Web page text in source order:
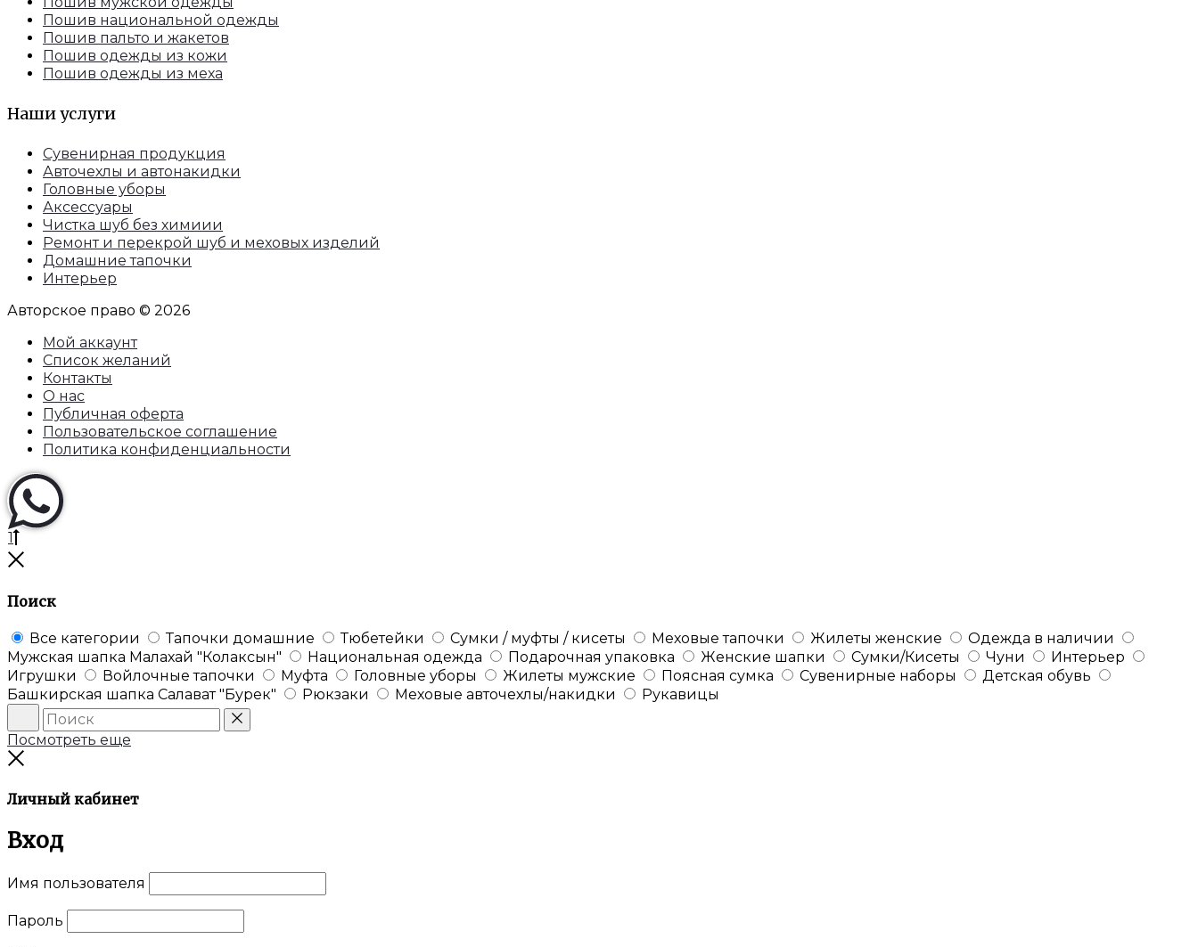
Пошив национальной одежды
Пошив пальто и жакетов
Пошив одежды из кожи
Пошив одежды из меха
Наши услуги
Сувенирная продукция
Авточехлы и автонакидки
Головные уборы
Аксессуары
Чистка шуб без химиии
Ремонт и перекрой шуб и меховых изделий
Домашние тапочки
Интерьер
Авторское право © 2026
Мой аккаунт
Список желаний
Контакты
О нас
Публичная оферта
Пользовательское соглашение
Политика конфиденциальности
1
Перейти
Поиск
Все категории Тапочки домашние Тюбетейки Сумки / муфты / кисеты Меховые тапочки Жилеты женские
Одежда в наличии
Мужская шапка Малахай "Колаксын"
Национальная одежда Подарочная упаковка Женские шапки Сумки/Кисеты Чуни
Интерьер
Игрушки
Войлочные тапочки Муфта Головные уборы Жилеты мужские Поясная сумка Сувенирные наборы
Детская обувь
Башкирская шапка Салават "Бурек"
Рюкзаки Меховые авточехлы/накидки Рукавицы
Поиск Сброс
Посмотреть еще
Личный кабинет
Вход
Имя пользователя
Пароль